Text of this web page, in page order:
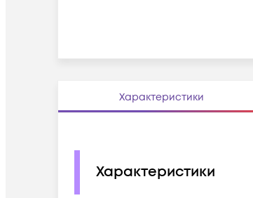
Характеристики
Характеристики